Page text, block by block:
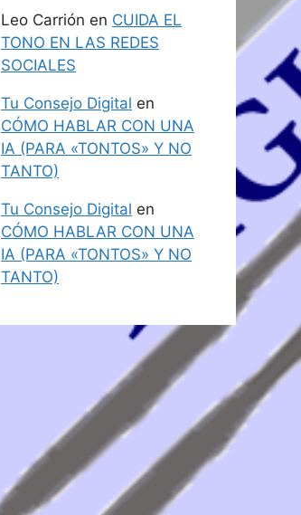
Leo Carrión en CUIDA EL
TONO EN LAS REDES
SOCIALES
Tu Consejo Digital en
CÓMO HABLAR CON UNA
IA (PARA «TONTOS» Y NO
TANTO)
Tu Consejo Digital en
CÓMO HABLAR CON UNA
IA (PARA «TONTOS» Y NO
TANTO)